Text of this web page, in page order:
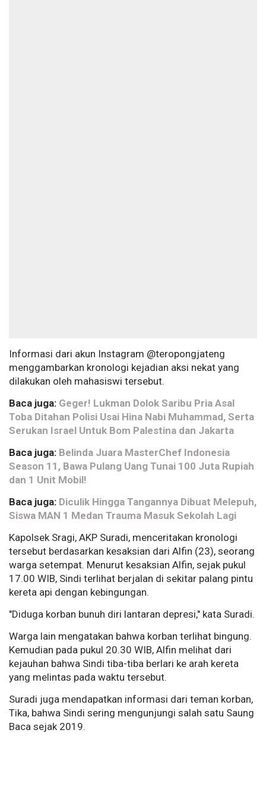
Informasi dari akun Instagram @teropongjateng
menggambarkan kronologi kejadian aksi nekat yang
dilakukan oleh mahasiswi tersebut.
Baca juga: Geger! Lukman Dolok Saribu Pria Asal
Toba Ditahan Polisi Usai Hina Nabi Muhammad, Serta
Serukan Israel Untuk Bom Palestina dan Jakarta
Baca juga: Belinda Juara MasterChef Indonesia
Season 11, Bawa Pulang Uang Tunai 100 Juta Rupiah
dan 1 Unit Mobil!
Baca juga: Diculik Hingga Tangannya Dibuat Melepuh,
Siswa MAN 1 Medan Trauma Masuk Sekolah Lagi
Kapolsek Sragi, AKP Suradi, menceritakan kronologi
tersebut berdasarkan kesaksian dari Alfin (23), seorang
warga setempat. Menurut kesaksian Alfin, sejak pukul
17.00 WIB, Sindi terlihat berjalan di sekitar palang pintu
kereta api dengan kebingungan.
"Diduga korban bunuh diri lantaran depresi," kata Suradi.
Warga lain mengatakan bahwa korban terlihat bingung.
Kemudian pada pukul 20.30 WIB, Alfin melihat dari
kejauhan bahwa Sindi tiba-tiba berlari ke arah kereta
yang melintas pada waktu tersebut.
Suradi juga mendapatkan informasi dari teman korban,
Tika, bahwa Sindi sering mengunjungi salah satu Saung
Baca sejak 2019.